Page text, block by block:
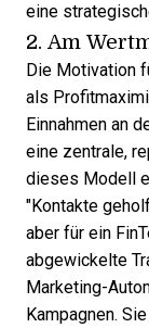
eine
2. Am
Die Motivation
als
Einnahmen an
eine zentrale,
dieses Modell
"Kontakte
aber für ein
abgewickelte
Marketing-
Kampagnen.